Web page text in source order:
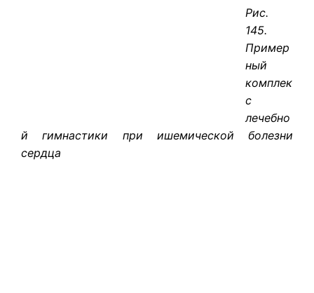
Рис.
145.
Пример
ный
комплек
с
лечебно
й гимнастики при ишемической болезни
сердца